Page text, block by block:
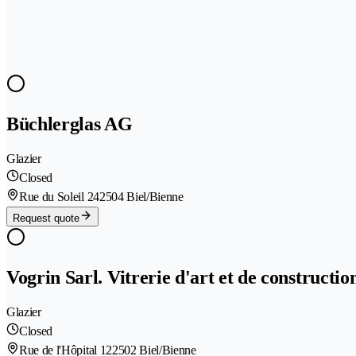
Büchlerglas AG
Glazier
Closed
Rue du Soleil 242504 Biel/Bienne
Request quote
Vogrin Sarl. Vitrerie d'art et de
Glazier
Closed
Rue de l'Hôpital 122502 Biel/Bienne